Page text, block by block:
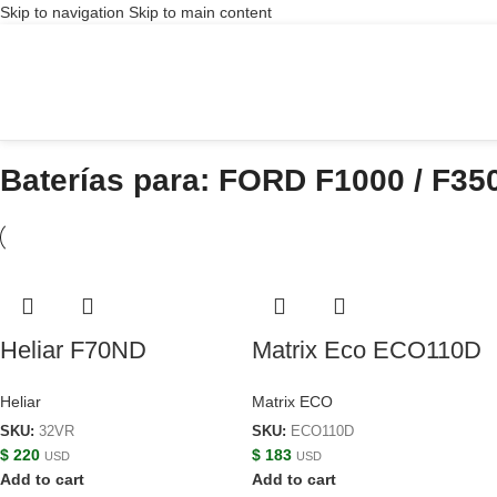
Skip to navigation Skip to main content
Baterías para: FORD F1000 /
Heliar F70ND
Heliar
SKU: 32VR
$ 220 USD
Add to cart
Matrix Eco ECO110D
Matrix ECO
SKU: ECO110D
$ 183 USD
Add to cart